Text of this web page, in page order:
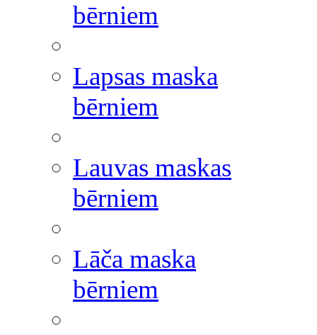
bērniem
Lapsas maska
bērniem
Lauvas maskas
bērniem
Lāča maska
bērniem